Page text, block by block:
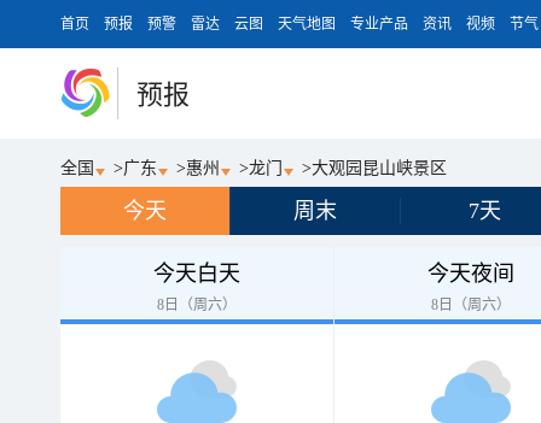
首页 预报 预警 雷达 云图 天气地图 专业产品 资讯 视频 节气
预报
全国 >广东 >惠州 >龙门 >大观园昆山峡景区
今天 周末 7天
今天白天
8日（周六）
今天夜间
8日（周六）